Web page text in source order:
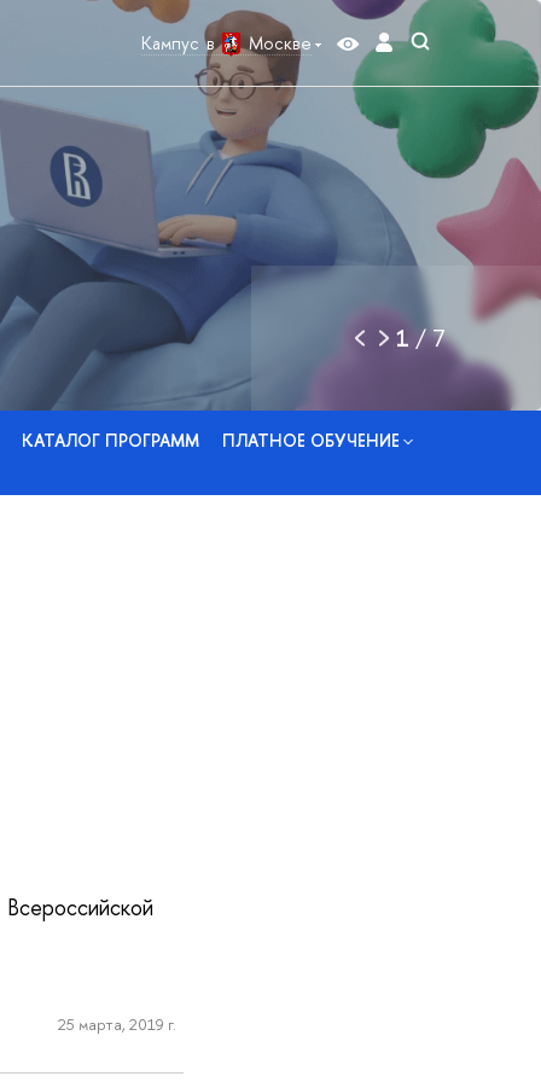
Кампус в Москве
1 /7
КАТАЛОГ ПРОГРАММ ПЛАТНОЕ ОБУЧЕНИЕ
25 марта, 2019 г.